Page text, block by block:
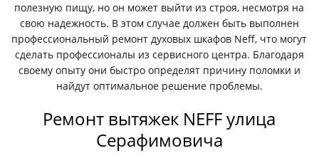
полезную пищу, но он может выйти из строя, несмотря на
свою надежность. В этом случае должен быть выполнен
профессиональный ремонт духовых шкафов Neff, что могут
сделать профессионалы из сервисного центра. Благодаря
своему опыту они быстро определят причину поломки и
найдут оптимальное решение проблемы.
Ремонт вытяжек NEFF улица
Серафимовича